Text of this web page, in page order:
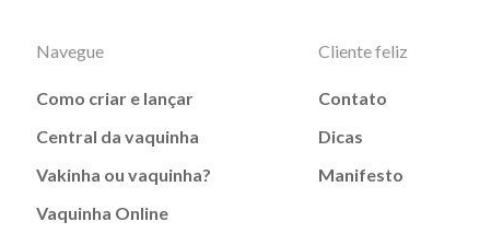
Navegue
Como criar e lançar
Central da vaquinha
Vakinha ou vaquinha?
Vaquinha Online
Cliente feliz
Contato
Dicas
Manifesto